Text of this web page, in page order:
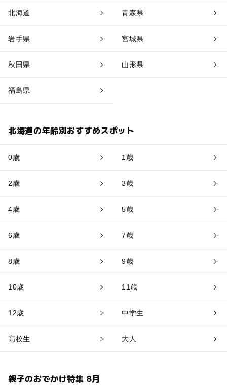
北海道 青森県
岩手県 宮城県
秋田県 山形県
福島県
北海道の年齢別おすすめスポット
0歳 1歳
2歳 3歳
4歳 5歳
6歳 7歳
8歳 9歳
10歳 11歳
12歳 中学生
高校生 大人
親子のおでかけ特集 8月